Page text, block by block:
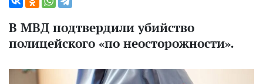
В МВД подтвердили убийство
полицейского «по неосторожности».